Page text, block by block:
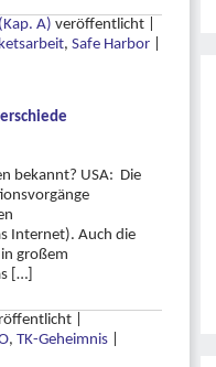
A) veröffentlicht
, Safe Harbor
bekannt? USA: Die
Internet). Auch die
großem
[…]
, TK-Geheimnis